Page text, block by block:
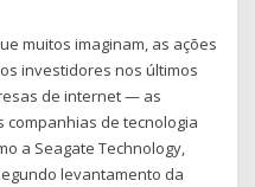
muitos imaginam, as ações
investidores nos últimos
de internet — as
de tecnologia
a Seagate Technology,
levantamento da